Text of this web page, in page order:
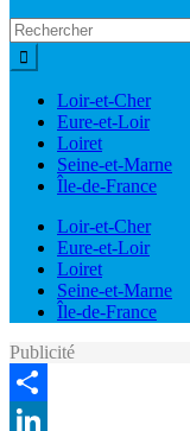
Loir-et-Cher
Eure-et-Loir
Loiret
Seine-et-Marne
Île-de-France
Loir-et-Cher
Eure-et-Loir
Loiret
Seine-et-Marne
Île-de-France
Publicité
Share